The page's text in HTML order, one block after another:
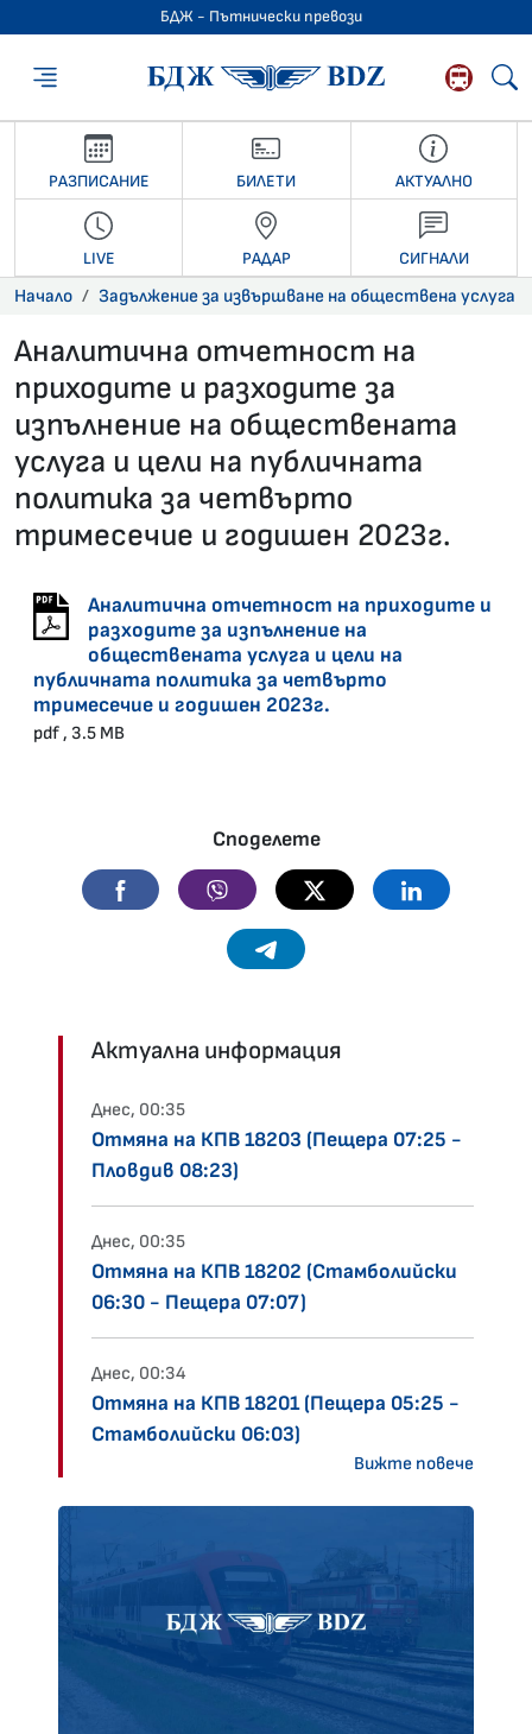
БДЖ - Пътнически превози
БДЖ -
РАЗПИСАНИЕ БИЛЕТИ АКТУАЛНО
LIVE РАДАР СИГНАЛИ
Начало Задължение за извършване на обществена услуга
Аналитична отчетност на
приходите и разходите за
изпълнение на обществената
услуга и цели на публичната
политика за четвърто
тримесечие и годишен 2023г.
Аналитична отчетност на приходите и
разходите за изпълнение на
обществената услуга и цели на
публичната политика за четвърто
тримесечие и годишен 2023г.
pdf , 3.5 MB
Споделете
Facebook Viber Twitter Linkedin
Telegram
Актуална информация
Днес, 00:35
Отмяна на КПВ 18203 (Пещера 07:25 -
Пловдив 08:23)
Днес, 00:35
Отмяна на КПВ 18202 (Стамболийски
06:30 - Пещера 07:07)
Днес, 00:34
Отмяна на КПВ 18201 (Пещера 05:25 -
Стамболийски 06:03)
Вижте повече